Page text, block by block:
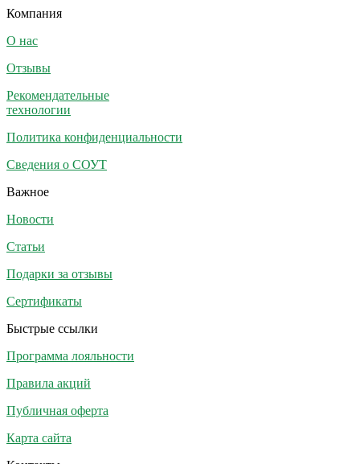
Компания
О нас
Отзывы
Рекомендательные
технологии
Политика конфиденциальности
Сведения о СОУТ
Важное
Новости
Статьи
Подарки за отзывы
Сертификаты
Быстрые ссылки
Программа лояльности
Правила акций
Публичная оферта
Карта сайта